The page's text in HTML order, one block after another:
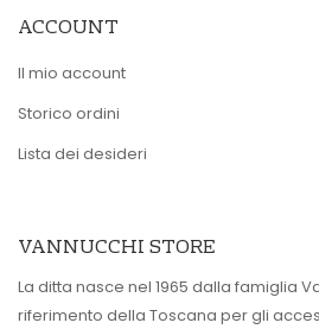
ACCOUNT
Il mio account
Storico ordini
Lista dei desideri
VANNUCCHI STORE
La ditta nasce nel 1965 dalla famiglia
riferimento della Toscana per gli